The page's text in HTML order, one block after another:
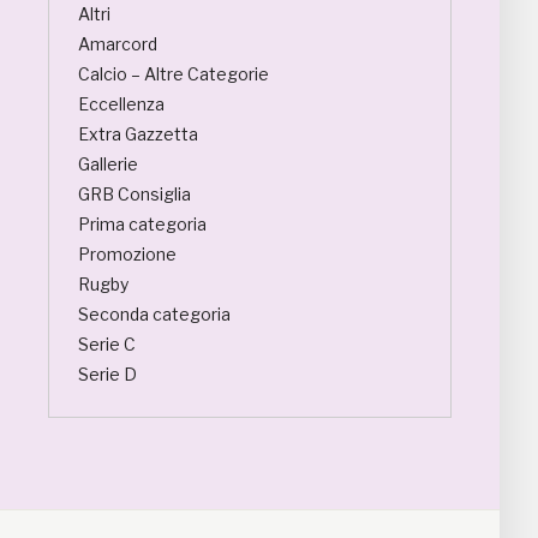
Altri
Amarcord
Calcio – Altre Categorie
Eccellenza
Extra Gazzetta
Gallerie
GRB Consiglia
Prima categoria
Promozione
Rugby
Seconda categoria
Serie C
Serie D